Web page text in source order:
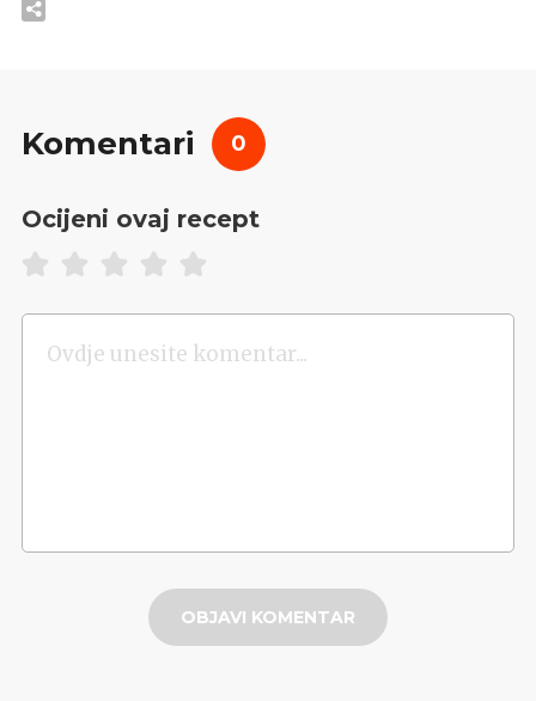
Komentari 0
Ocijeni ovaj recept
OBJAVI KOMENTAR